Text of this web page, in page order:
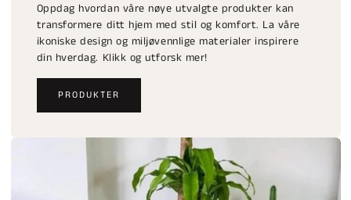
Oppdag hvordan våre nøye utvalgte produkter kan
transformere ditt hjem med stil og komfort. La våre
ikoniske design og miljøvennlige materialer inspirere
din hverdag. Klikk og utforsk mer!
PRODUKTER